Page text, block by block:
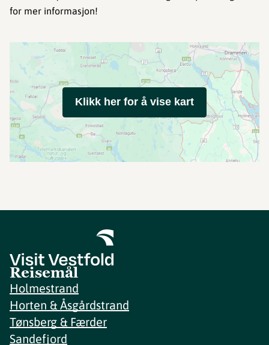
for mer informasjon!
Klikk her for å vise kart
Reisemål
Holmestrand
Horten & Åsgårdstrand
Tønsberg & Færder
Sandefjord